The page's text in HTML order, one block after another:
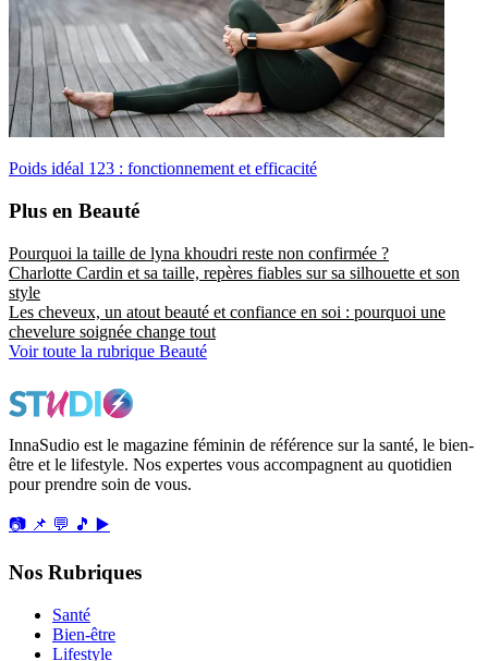
Poids idéal 123 : fonctionnement et efficacité
Plus en Beauté
Pourquoi la taille de lyna khoudri reste non confirmée ?
Charlotte Cardin et sa taille, repères fiables sur sa silhouette et son
style
Les cheveux, un atout beauté et confiance en soi : pourquoi une
chevelure soignée change tout
Voir toute la rubrique Beauté
InnaSudio est le magazine féminin de référence sur la santé, le bien-
être et le lifestyle. Nos expertes vous accompagnent au quotidien
pour prendre soin de vous.
📷 📌 💬 🎵 ▶️
Nos Rubriques
Santé
Bien-être
Lifestyle